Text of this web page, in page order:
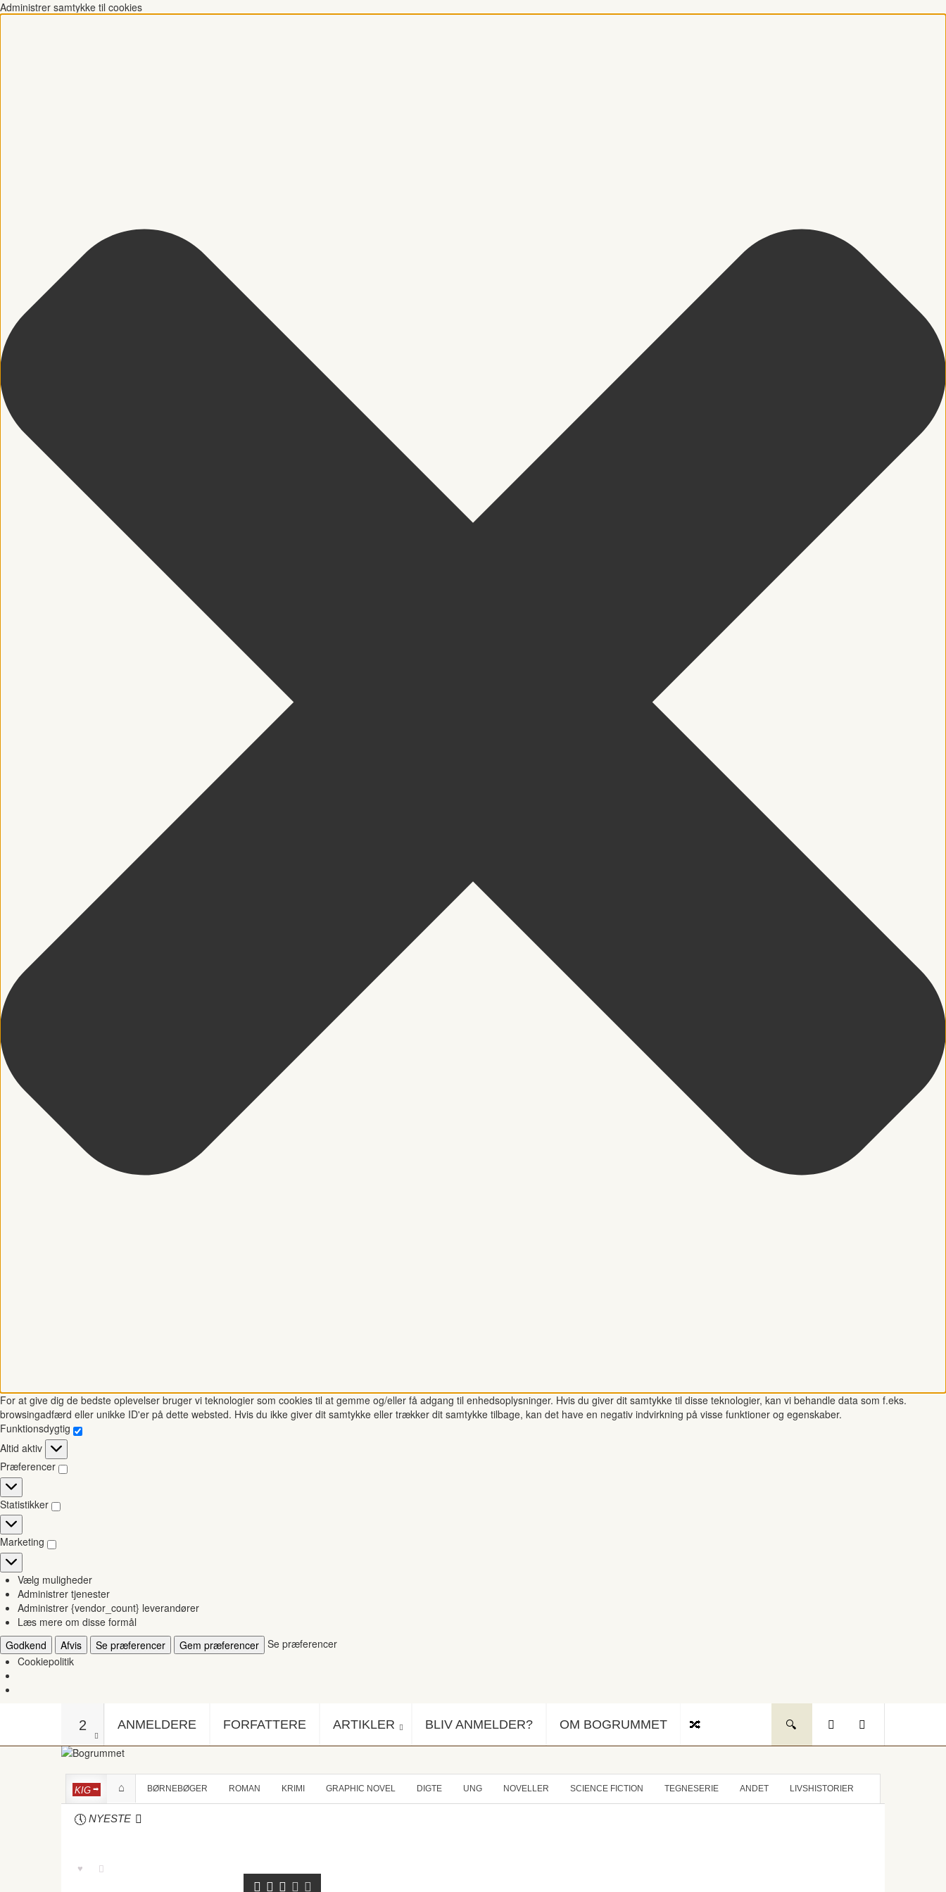
Administrer samtykke til cookies
For at give dig de bedste oplevelser bruger vi teknologier som cookies til at gemme og/eller få adgang til enhedsoplysninger. Hvis du giver dit samtykke til disse teknologier, kan vi behandle data som f.eks.
browsingadfærd eller unikke ID'er på dette websted. Hvis du ikke giver dit samtykke eller trækker dit samtykke tilbage, kan det have en negativ indvirkning på visse funktioner og egenskaber.
Funktionsdygtig
Funktionsdygtig
Altid aktiv
Præferencer
Præferencer
Statistikker
Statistikker
Marketing
Marketing
Vælg muligheder
Administrer tjenester
Administrer {vendor_count} leverandører
Læs mere om disse formål
Godkend
Afvis Se præferencer Gem præferencer Se præferencer
Cookiepolitik
2 ANMELDERE FORFATTERE ARTIKLER BLIV ANMELDER? OM BOGRUMMET
KIG BØRNEBØGER ROMAN KRIMI GRAPHIC NOVEL DIGTE UNG NOVELLER SCIENCE FICTION TEGNESERIE ANDET LIVSHISTORIER
NYESTE